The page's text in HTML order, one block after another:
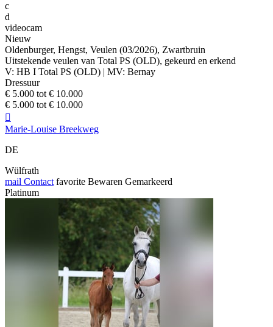
c
d
videocam
Nieuw
Oldenburger, Hengst, Veulen (03/2026), Zwartbruin
Uitstekende veulen van Total PS (OLD), gekeurd en erkend
V: HB I Total PS (OLD) | MV: Bernay
Dressuur
€ 5.000 tot € 10.000
€ 5.000 tot € 10.000

Marie-Louise Breekweg
DE
Wülfrath
mail Contact favorite Bewaren Gemarkeerd
Platinum